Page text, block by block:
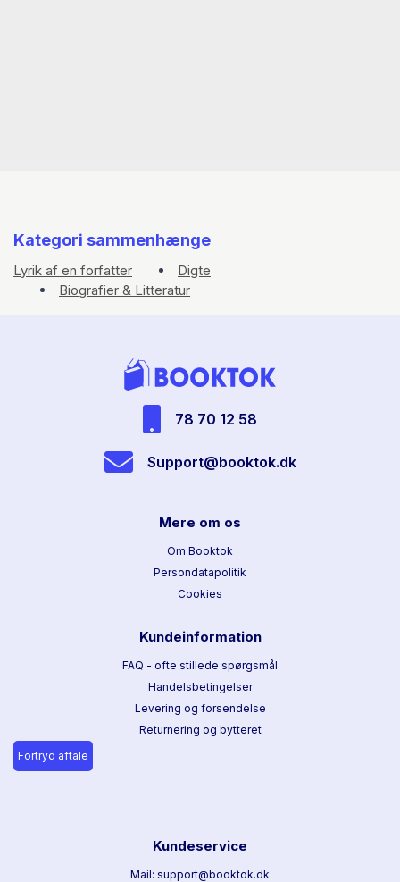
Kategori sammenhænge
Lyrik af en forfatter
Digte
Biografier & Litteratur
78 70 12 58
Support@booktok.dk
Mere om os
Om Booktok
Persondatapolitik
Cookies
Kundeinformation
FAQ - ofte stillede spørgsmål
Handelsbetingelser
Levering og forsendelse
Returnering og bytteret
Fortryd aftale
Kundeservice
Mail: support@booktok.dk